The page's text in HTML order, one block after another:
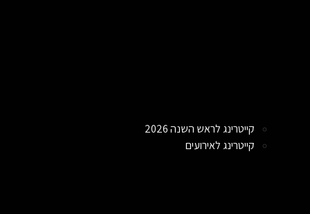
קייטרינג לראש השנה 2026
קייטרינג לאירועים